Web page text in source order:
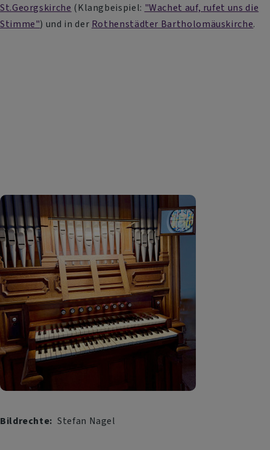
St.Georgskirche (Klangbeispiel: "Wachet auf, rufet uns die
Stimme") und in der Rothenstädter Bartholomäuskirche.
Bildrechte Stefan Nagel